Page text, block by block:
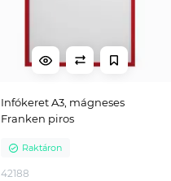
Infókeret A3, mágneses
Franken piros
Raktáron
42188